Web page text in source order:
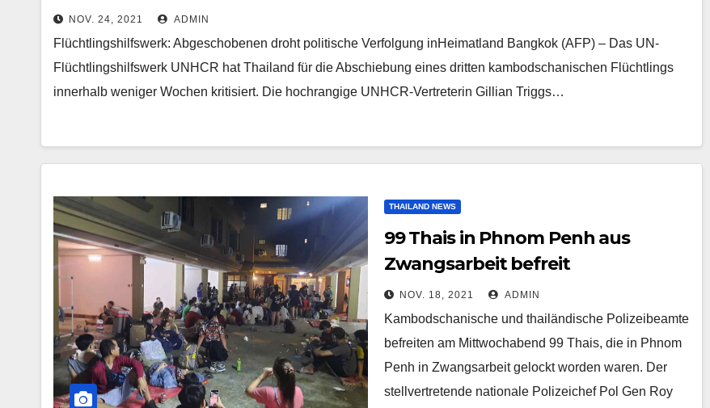
NOV. 24, 2021 ADMIN
Flüchtlingshilfswerk: Abgeschobenen droht politische Verfolgung inHeimatland Bangkok (AFP) – Das UN-
Flüchtlingshilfswerk UNHCR hat Thailand für die Abschiebung eines dritten kambodschanischen Flüchtlings
innerhalb weniger Wochen kritisiert. Die hochrangige UNHCR-Vertreterin Gillian Triggs…
THAILAND NEWS
99 Thais in Phnom Penh aus
Zwangsarbeit befreit
NOV. 18, 2021 ADMIN
Kambodschanische und thailändische Polizeibeamte
befreiten am Mittwochabend 99 Thais, die in Phnom
Penh in Zwangsarbeit gelockt worden waren. Der
stellvertretende nationale Polizeichef Pol Gen Roy